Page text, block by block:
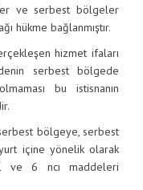
ve serbest bölgeler
hükme bağlanmıştır.
hizmet ifaları
serbest bölgede
bu istisnanın
bölgeye, serbest
içine yönelik olarak
ve 6 ncı maddeleri